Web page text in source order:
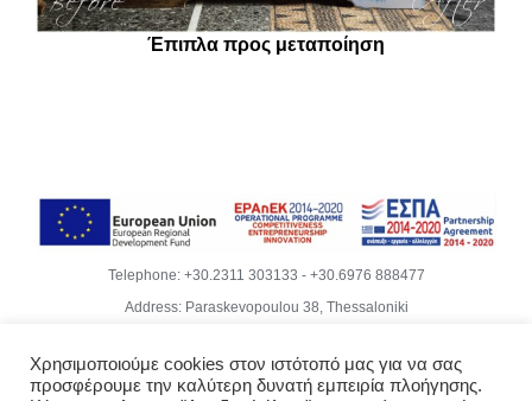
Έπιπλα προς μεταποίηση
Telephone: +30.2311 303133 - +30.6976 888477
Address: Paraskevopoulou 38, Thessaloniki
© Copyright 2026 | Becube – Garipis Thomas | All Rights
Reserved | Website DesignVdesigns.gr
Χρησιμοποιούμε cookies στον ιστότοπό μας για να σας
προσφέρουμε την καλύτερη δυνατή εμπειρία πλοήγησης.